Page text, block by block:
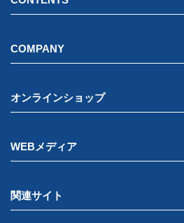
COMPANY
オンラインショップ
WEBメディア
関連サイト